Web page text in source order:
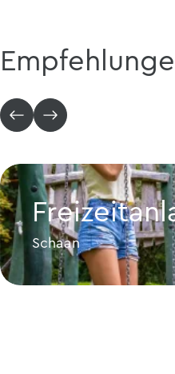
Schaan
Freizeitanlage Dux